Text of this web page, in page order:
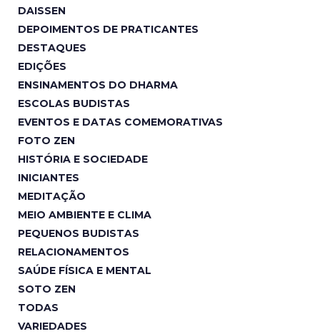
DAISSEN
DEPOIMENTOS DE PRATICANTES
DESTAQUES
EDIÇÕES
ENSINAMENTOS DO DHARMA
ESCOLAS BUDISTAS
EVENTOS E DATAS COMEMORATIVAS
FOTO ZEN
HISTÓRIA E SOCIEDADE
INICIANTES
MEDITAÇÃO
MEIO AMBIENTE E CLIMA
PEQUENOS BUDISTAS
RELACIONAMENTOS
SAÚDE FÍSICA E MENTAL
SOTO ZEN
TODAS
VARIEDADES